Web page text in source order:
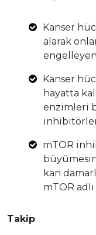
Kanser
alarak
Kanser
hayatta
enzimleri
mTOR
kan
mTOR
Takip